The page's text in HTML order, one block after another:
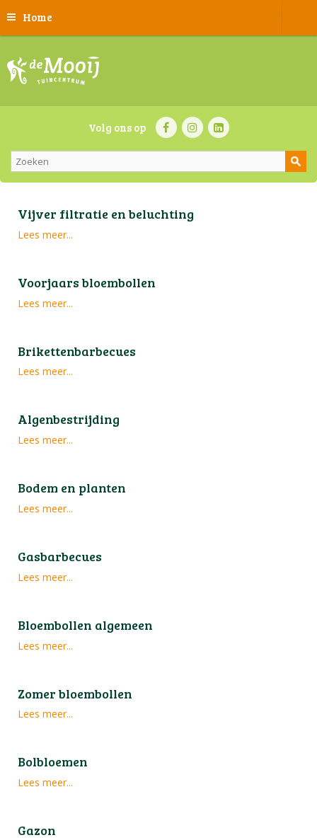
Home
Volg ons op
Vijver filtratie en beluchting
Lees meer...
Voorjaars bloembollen
Lees meer...
Brikettenbarbecues
Lees meer...
Algenbestrijding
Lees meer...
Bodem en planten
Lees meer...
Gasbarbecues
Lees meer...
Bloembollen algemeen
Lees meer...
Zomer bloembollen
Lees meer...
Bolbloemen
Lees meer...
Gazon